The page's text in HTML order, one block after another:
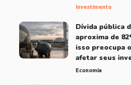
Investimento
Dívida pública
aproxima de
isso preocupa
afetar seus
Economia